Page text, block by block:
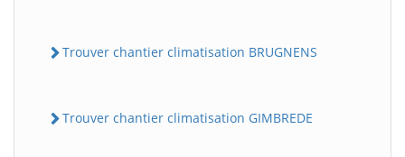
Trouver chantier climatisation BRUGNENS
Trouver chantier climatisation GIMBREDE